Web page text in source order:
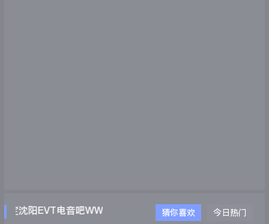
定沈阳EVT电音吧WWW.EVTDJ.COM猜你喜欢 今日热门